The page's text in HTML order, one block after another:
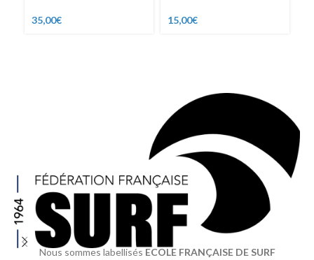
35,00€ 15,00€
Nous sommes labellisés ECOLE FRANÇAISE DE SURF